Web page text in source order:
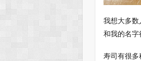
我想大多数
和我的名字
寿司有很